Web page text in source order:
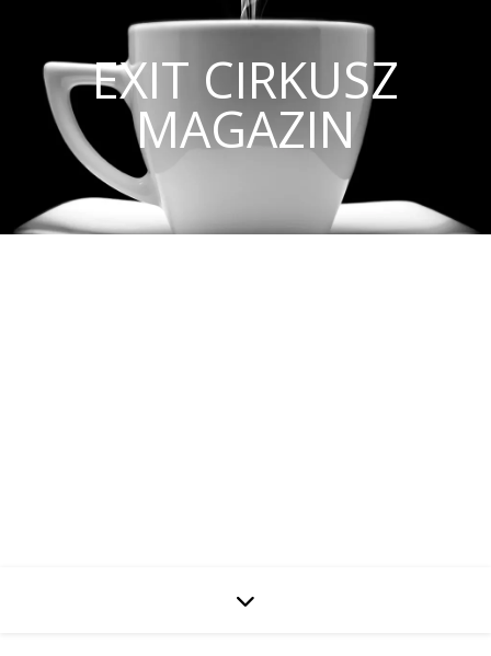
EXIT CIRKUSZ
MAGAZIN